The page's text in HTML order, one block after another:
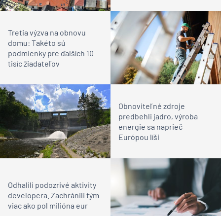
Tretia výzva na obnovu
domu: Takéto sú
podmienky pre ďalších 10-
tisíc žiadateľov
Obnoviteľné zdroje
predbehli jadro, výroba
energie sa naprieč
Európou líši
Odhalili podozrivé aktivity
developera. Zachránili tým
viac ako pol milióna eur